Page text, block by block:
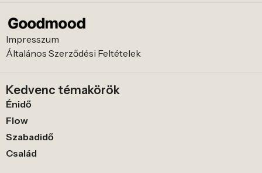
Impresszum
Általános Szerződési Feltételek
Kedvenc témakörök
Énidő
Flow
Szabadidő
Család